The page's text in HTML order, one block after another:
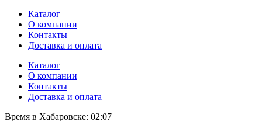
Каталог
О компании
Контакты
Доставка и оплата
Каталог
О компании
Контакты
Доставка и оплата
Время в Хабаровске: 02:07